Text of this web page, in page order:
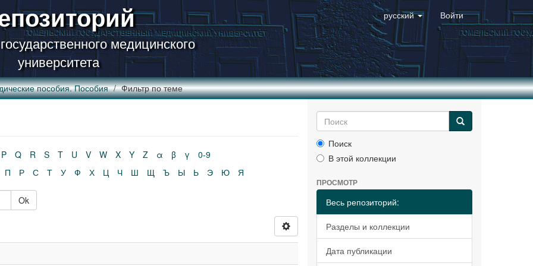
медицинского
университета
русский Войти
пособия. Пособия Фильтр по теме
P Q R S T U V W X Y Z α β γ
0-9
П
Р С Т У Ф Х Ц Ч Ш Щ Ъ Ы Ь Э Ю Я
Ok
Поиск
В этой коллекции
ПРОСМОТР
Весь репозиторий:
Разделы и коллекции
Дата публикации